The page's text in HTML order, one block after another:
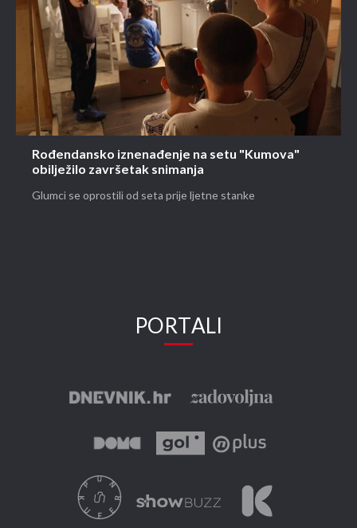
Rođendansko iznenađenje na setu "Kumova"
obilježilo završetak snimanja
Glumci se oprostili od seta prije ljetne stanke
PORTALI